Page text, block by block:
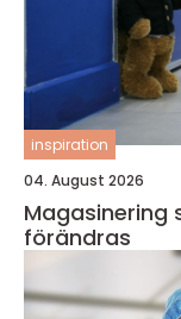
inspiration
04. August 2026
Magasinering smart förvaring när livet
förändras